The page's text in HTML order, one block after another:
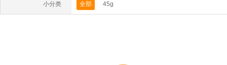
小分类 全部 45g